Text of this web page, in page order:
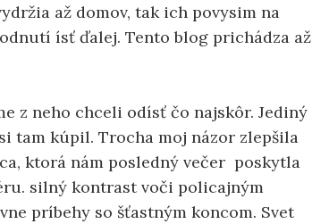
až domov, tak ich povysim na
ísť ďalej. Tento blog prichádza až
z neho chceli odísť čo najskôr. Jediný
tam kúpil. Trocha moj názor zlepšila
ktorá nám posledný večer poskytla
silný kontrast voči policajným
príbehy so šťastným koncom. Svet